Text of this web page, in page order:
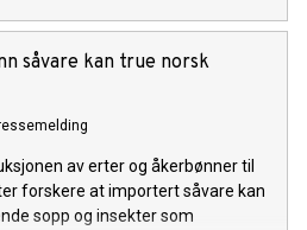
såvare kan true norsk
av erter og åkerbønner til
forskere at importert såvare kan
sopp og insekter som